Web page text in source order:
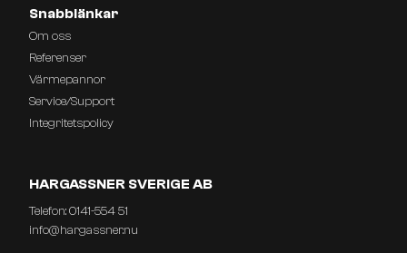
Snabblänkar
Om oss
Referenser
Värmepannor
Service/Support
Integritetspolicy
HARGASSNER SVERIGE AB
Telefon:0141-554 51
info@hargassner.nu